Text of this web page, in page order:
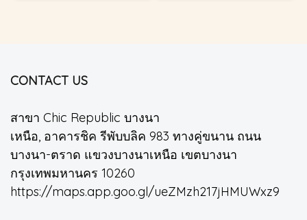
CONTACT US
สาขา Chic Republic บางนา
เหนือ, อาคารชิค รีพับบลิค 983 ทางคู่ขนาน ถนน
บางนา-ตราด แขวงบางนาเหนือ เขตบางนา
กรุงเทพมหานคร 10260
https://maps.app.goo.gl/ueZMzh217jHMUWxz9